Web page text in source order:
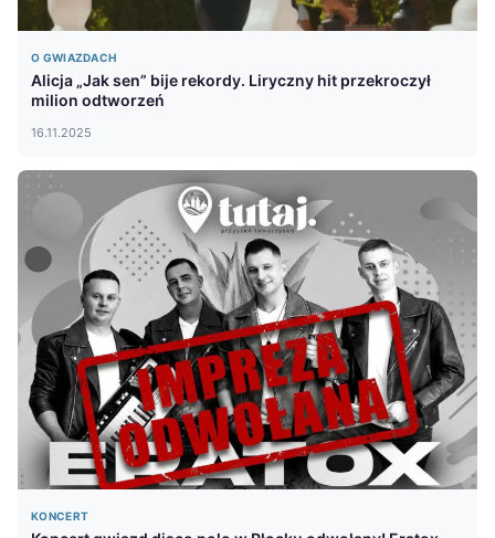
O GWIAZDACH
Alicja „Jak sen” bije rekordy. Liryczny hit przekroczył
milion odtworzeń
16.11.2025
KONCERT